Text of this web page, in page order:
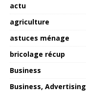
actu
agriculture
astuces ménage
bricolage récup
Business
Business, Advertising